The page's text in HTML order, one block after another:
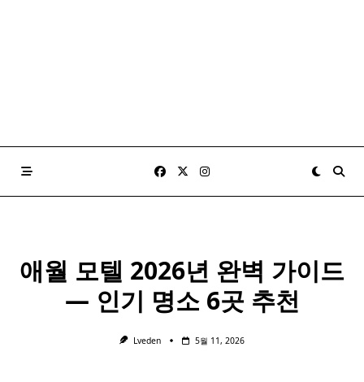
애월 모텔 2026년 완벽 가이드
— 인기 명소 6곳 추천
Lveden 5월 11, 2026